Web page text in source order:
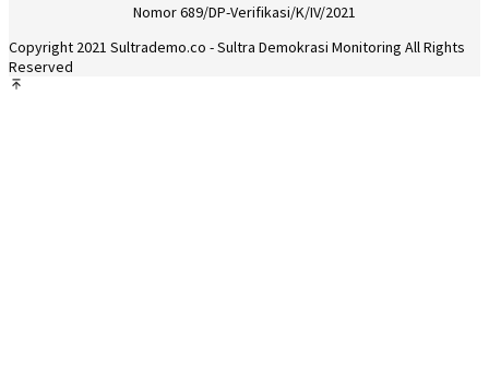
Nomor 689/DP-Verifikasi/K/IV/2021
Copyright 2021 Sultrademo.co - Sultra Demokrasi Monitoring All Rights
Reserved